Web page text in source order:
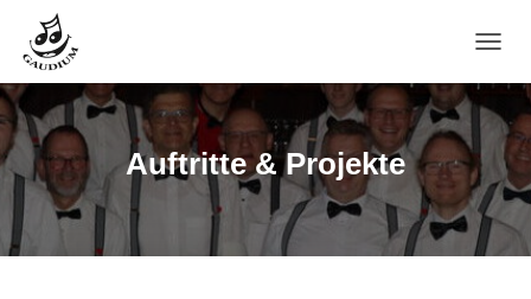
A
V
T
I
O
Auftritte & Projekte